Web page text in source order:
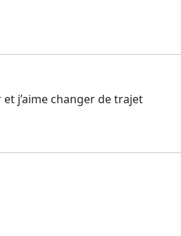
j’aime changer de trajet